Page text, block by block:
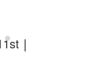
｜